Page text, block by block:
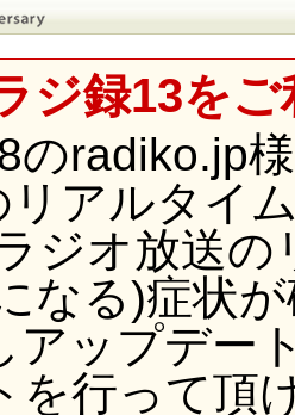
ジ録13を
のradiko.jp
リアルタイ
ジオ放送
なる)症状
アップデー
を行って頂